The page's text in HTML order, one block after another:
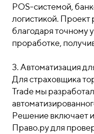
POS-системой,
логистикой. Проект
благодаря точному
проработке,
3. Автоматизация
Для страховщика
Trade мы
Решение включает
Право.ру для